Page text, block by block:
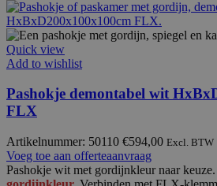
Quick view
Add to wishlist
Pashokje demontabel wit
FLX
Artikelnummer: 50110 €594,00 Excl. BTW
Voeg toe aan offerteaanvraag
Pashokje wit met gordijnkleur naar keuze.